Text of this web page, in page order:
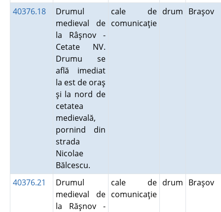
40376.18
Drumul
medieval de
la Râşnov -
Cetate NV.
Drumu se
află imediat
la est de oraş
şi la nord de
cetatea
medievală,
pornind din
strada
Nicolae
Bălcescu.
cale de
comunicaţie
drum Braşov
40376.21
Drumul
medieval de
la Răşnov -
cale de
comunicaţie
drum Braşov